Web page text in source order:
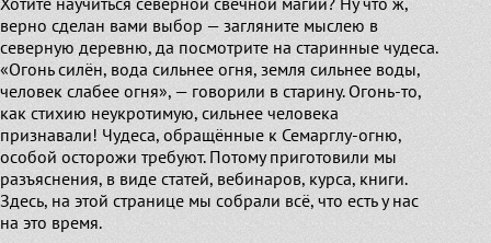
Легенды о Родных Богах
Магические предметы
Род и Предки
Узнать
верно сделан вами выбор — загляните мыслею в
северную деревню, да посмотрите на старинные чудеса.
«Огонь силён, вода сильнее огня, земля сильнее воды,
человек слабее огня», — говорили в старину. Огонь-то,
как стихию неукротимую, сильнее человека
признавали! Чудеса, обращённые к Семарглу-огню,
особой осторожи требуют. Потому приготовили мы
разъяснения, в виде статей, вебинаров, курса, книги.
Здесь, на этой странице мы собрали всё, что есть у нас
на это время.